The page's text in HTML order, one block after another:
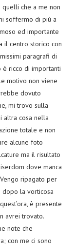
che a me non
soffermo di più a
ed importante
il centro storico con
paragrafi di
è ricco di importanti
motivo non viene
dovuto
mi trovo sulla
altra cosa nella
totale e non
alcune foto
ma il risultato
dove manca
ripagato per
dopo la vorticosa
è presente
avrei trovato.
note che
con me ci sono